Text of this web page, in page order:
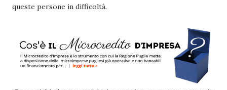
queste persone in difficoltà.